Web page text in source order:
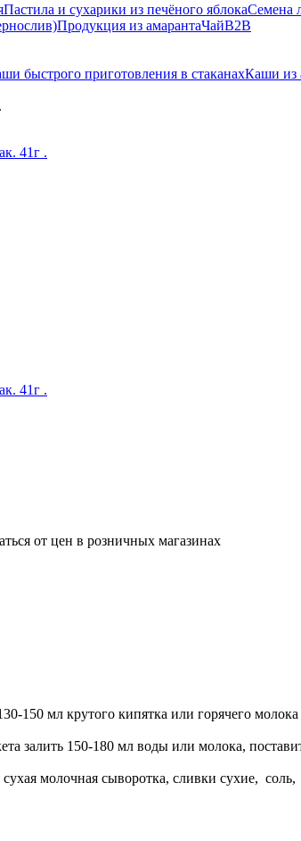
Пастила и сухарики из печёного яблокаСемена
Продукция из амарантаЧайB2B
быстрого приготовления в стаканахКаши из
от цен в розничных магазинах
150 мл крутого кипятка или горячего
залить 150-180 мл воды или молока,
молочная сыворотка, сливки сухие,